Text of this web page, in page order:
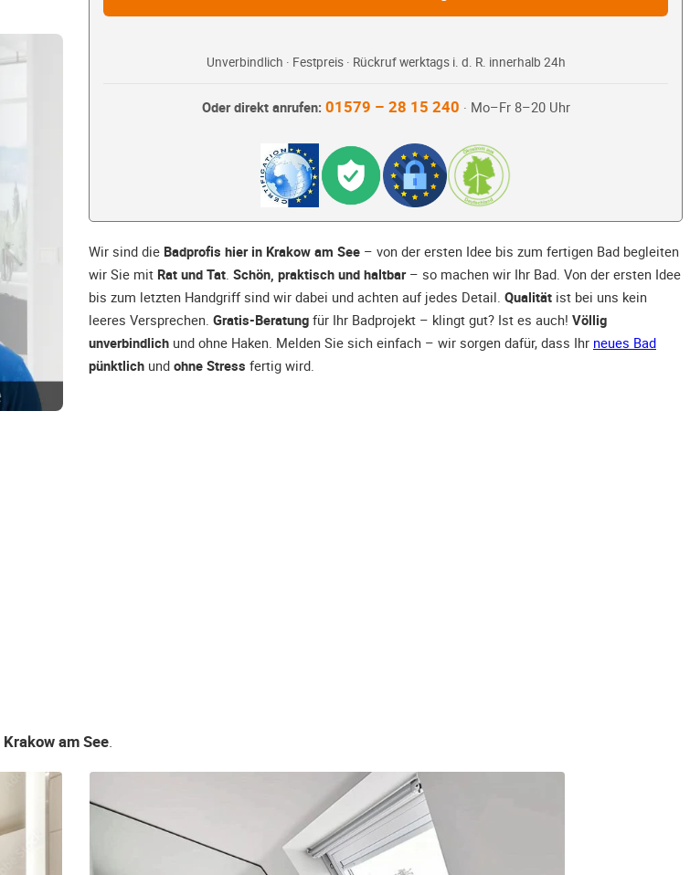
Unverbindlich · Festpreis · Rückruf werktags i. d. R. innerhalb 24h
Oder direkt anrufen: 01579 – 28 15 240 · Mo–Fr 8–20 Uhr
Wir sind die Badprofis hier in Krakow am See – von der ersten Idee bis zum fertigen Bad begleiten
wir Sie mit Rat und Tat. Schön, praktisch und haltbar– so machen wir Ihr Bad. Von der ersten Idee
bis zum letzten Handgriff sind wir dabei und achten auf jedes Detail. Qualität ist bei uns kein
leeres Versprechen. Gratis-Beratung für Ihr Badprojekt – klingt gut? Ist es auch! Völlig
unverbindlich und ohne Haken. Melden Sie sich einfach – wir sorgen dafür, dass Ihr neues Bad
pünktlich und ohne Stress fertig wird.
Krakow am See.